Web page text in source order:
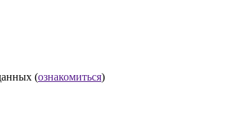
(ознакомиться)